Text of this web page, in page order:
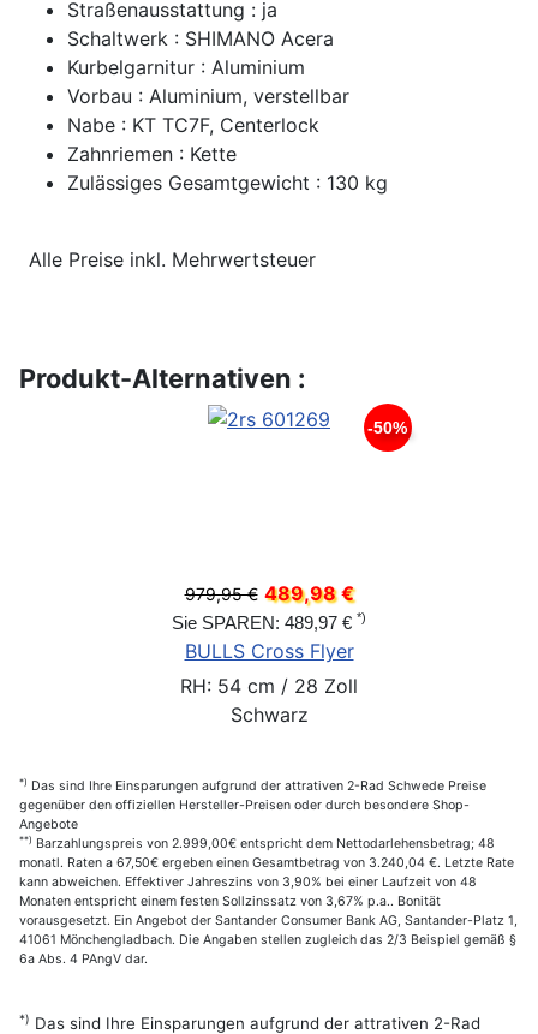
Straßenausstattung : ja
Schaltwerk : SHIMANO Acera
Kurbelgarnitur : Aluminium
Vorbau : Aluminium, verstellbar
Nabe : KT TC7F, Centerlock
Zahnriemen : Kette
Zulässiges Gesamtgewicht : 130 kg
Alle Preise inkl. Mehrwertsteuer
Produkt-Alternativen :
-50%
979,95 € 489,98 €
Sie SPAREN: 489,97 € *)
BULLS Cross Flyer
RH: 54 cm / 28 Zoll
Schwarz
*) Das sind Ihre Einsparungen aufgrund der attrativen 2-Rad Schwede Preise
gegenüber den offiziellen Hersteller-Preisen oder durch besondere Shop-
Angebote
**) Barzahlungspreis von 2.999,00€ entspricht dem Nettodarlehensbetrag; 48
monatl. Raten a 67,50€ ergeben einen Gesamtbetrag von 3.240,04 €. Letzte Rate
kann abweichen. Effektiver Jahreszins von 3,90% bei einer Laufzeit von 48
Monaten entspricht einem festen Sollzinssatz von 3,67% p.a.. Bonität
vorausgesetzt. Ein Angebot der Santander Consumer Bank AG, Santander-Platz 1,
41061 Mönchengladbach. Die Angaben stellen zugleich das 2/3 Beispiel gemäß §
6a Abs. 4 PAngV dar.
*) Das sind Ihre Einsparungen aufgrund der attrativen 2-Rad